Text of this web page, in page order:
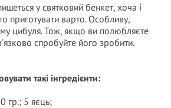
у святковий бенкет, хоча і
приготувати варто. Особливу,
цибуля. Тож, якщо ви полюбляєте
спробуйте його зробити.
такі інгредієнти:
гр.; 5 яєць;